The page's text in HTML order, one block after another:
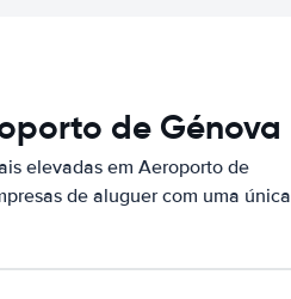
de Génova
elevadas em Aeroporto de
de aluguer com uma única